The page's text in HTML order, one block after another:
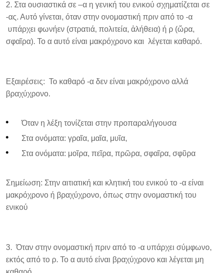
Στα ουσιαστικά σε –α η γενική του ενικού σχηματίζεται σε
-ας. Αυτό γίνεται, όταν στην ονομαστική πριν από το -α
υπάρχει φωνήεν (στρατιά, πολιτεία, ἀλήθεια) ή ρ (ὥρα,
σφαῖρα). Το α αυτό είναι μακρόχρονο και λέγεται καθαρό.
Εξαιρέσεις: Το καθαρό -α δεν είναι μακρόχρονο αλλά
βραχύχρονο.
Όταν η λέξη τονίζεται στην προπαραλήγουσα
Στα ονόματα: γραῖα, μαῖα, μυῖα,
Στα ονόματα: μοῖρα, πεῖρα, πρῶρα, σφαῖρα, σφῦρα
Σημείωση: Στην αιτιατική και κλητική του ενικού το -α είναι
μακρόχρονο ή βραχύχρονο, όπως στην ονομαστική του
ενικού
Όταν στην ονομαστική πριν από το -α υπάρχει σύμφωνο,
εκτός από το ρ. Το α αυτό είναι βραχύχρονο και λέγεται μη